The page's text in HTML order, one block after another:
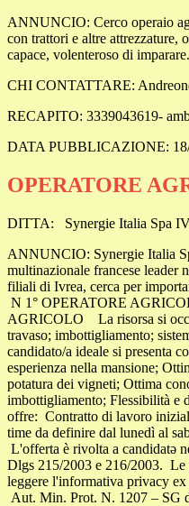
ANNUNCIO: Cerco operaio
con trattori e altre attrezzature,
capace, volenteroso di imparare.
CHI CONTATTARE:
RECAPITO: 3339043619-
DATA PUBBLICAZIONE:
OPERATORE
DITTA:
Synergie Italia Spa
ANNUNCIO: Synergie Italia
multinazionale francese leader
filiali di Ivrea, cerca per
N 1° OPERATORE
AGRICOLO La risorsa si
travaso; imbottigliamento;
candidato/a ideale si presenta
esperienza nella mansione;
potatura dei vigneti; Ottima
imbottigliamento; Flessibilità
offre: Contratto di lavoro
time da definire dal lunedì al
L'offerta è rivolta a candidatə
Dlgs 215/2003 e 216/2003. Le
leggere l'informativa privacy
Aut. Min. Prot. N. 1207 – SG